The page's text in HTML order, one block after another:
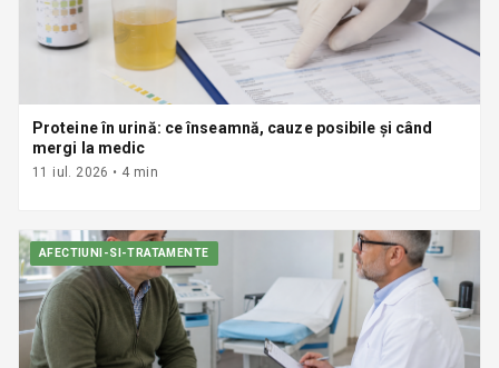
Proteine în urină: ce înseamnă, cauze posibile și când
mergi la medic
11 iul. 2026 • 4 min
AFECTIUNI-SI-TRATAMENTE